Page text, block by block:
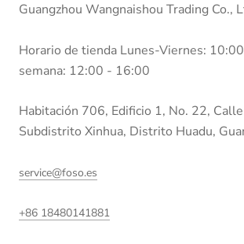
Guangzhou Wangnaishou Trading Co.,
Horario de tienda Lunes-Viernes:
semana: 12:00 - 16:00
Habitación 706, Edificio 1, No. 22,
Subdistrito Xinhua, Distrito Huadu,
service@foso.es
+86 18480141881